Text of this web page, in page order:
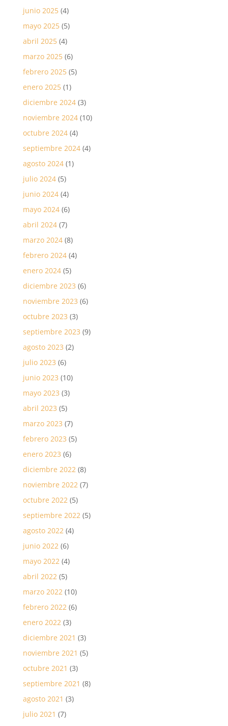
junio 2025(4)
mayo 2025(5)
abril 2025(4)
marzo 2025(6)
febrero 2025(5)
enero 2025(1)
diciembre 2024(3)
noviembre 2024(10)
octubre 2024(4)
septiembre 2024(4)
agosto 2024(1)
julio 2024(5)
junio 2024(4)
mayo 2024(6)
abril 2024(7)
marzo 2024(8)
febrero 2024(4)
enero 2024(5)
diciembre 2023 (6)
noviembre 2023 (6)
octubre 2023 (3)
septiembre 2023 (9)
agosto 2023 (2)
julio 2023 (6)
junio 2023 (10)
mayo 2023 (3)
abril 2023 (5)
marzo 2023 (7)
febrero 2023 (5)
enero 2023 (6)
diciembre 2022(8)
noviembre 2022(7)
octubre 2022(5)
septiembre 2022(5)
agosto 2022(4)
junio 2022(6)
mayo 2022(4)
abril 2022(5)
marzo 2022(10)
febrero 2022(6)
enero 2022(3)
diciembre 2021 (3)
noviembre 2021 (5)
octubre 2021 (3)
septiembre 2021 (8)
agosto 2021 (3)
julio 2021 (7)